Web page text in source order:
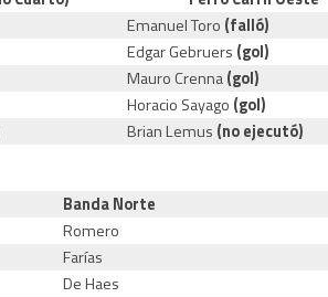
Emanuel Toro (falló)
Edgar Gebruers (gol)
Mauro Crenna(gol)
Horacio Sayago (gol)
Brian Lemus (no ejecutó)
Banda Norte
Romero
Farías
De Haes